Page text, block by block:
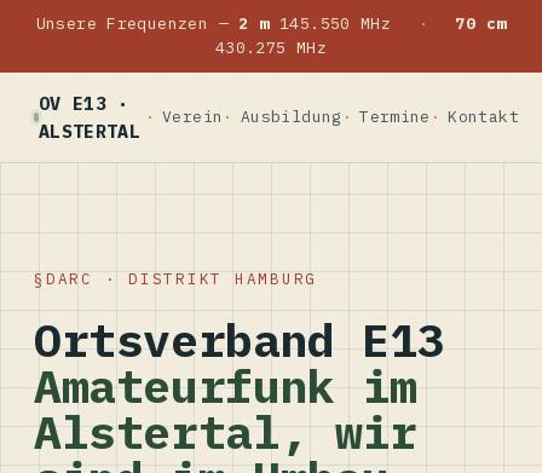
Unsere Frequenzen — 2 m145.550 MHz ·
70 cm
430.275 MHz
OV E13 ·
ALSTERTAL
Verein Ausbildung Termine Kontakt
DARC · DISTRIKT HAMBURG
Ortsverband E13
Amateurfunk im
Alstertal, wir